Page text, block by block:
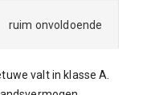
ruim onvoldoende
valt in klasse A.